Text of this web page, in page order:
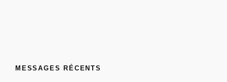
MESSAGES RÉCENTS